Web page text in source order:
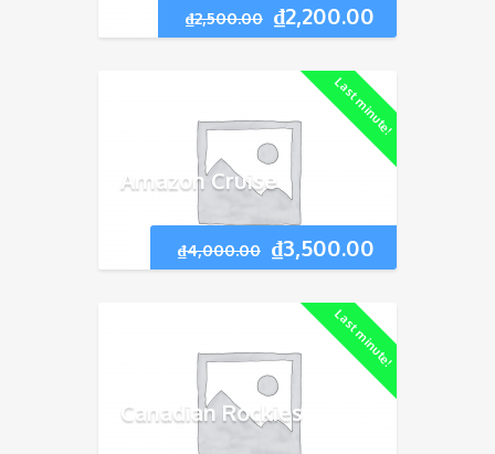
₫2,500.00 ₫2,200.00
Last minute!
₫4,000.00 ₫3,500.00
Amazon Cruise
Last minute!
Canadian Rockies